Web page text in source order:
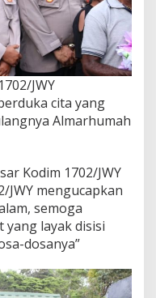
JWY
cita yang
Almarhumah
Kodim 1702/JWY
JWY mengucapkan
semoga
layak disisi
dosanya”